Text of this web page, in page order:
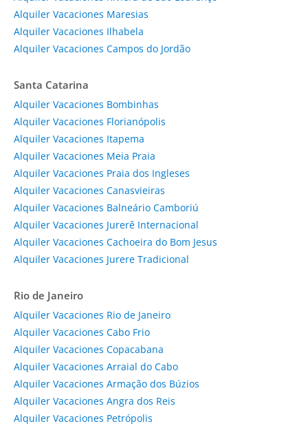
Alquiler Vacaciones Maresias
Alquiler Vacaciones Ilhabela
Alquiler Vacaciones Campos do Jordão
Santa Catarina
Alquiler Vacaciones Bombinhas
Alquiler Vacaciones Florianópolis
Alquiler Vacaciones Itapema
Alquiler Vacaciones Meia Praia
Alquiler Vacaciones Praia dos Ingleses
Alquiler Vacaciones Canasvieiras
Alquiler Vacaciones Balneário Camboriú
Alquiler Vacaciones Jurerê Internacional
Alquiler Vacaciones Cachoeira do Bom Jesus
Alquiler Vacaciones Jurere Tradicional
Rio de Janeiro
Alquiler Vacaciones Rio de Janeiro
Alquiler Vacaciones Cabo Frio
Alquiler Vacaciones Copacabana
Alquiler Vacaciones Arraial do Cabo
Alquiler Vacaciones Armação dos Búzios
Alquiler Vacaciones Angra dos Reis
Alquiler Vacaciones Petrópolis